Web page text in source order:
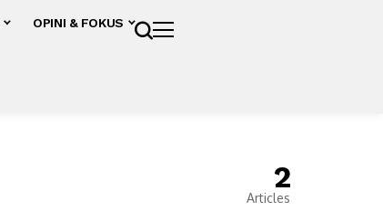
OPINI & FOKUS
2
Articles